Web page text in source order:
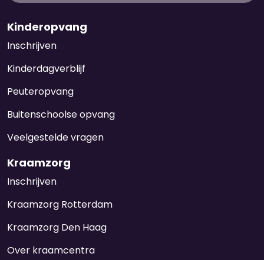
Kinderopvang
Inschrijven
Kinderdagverblijf
Peuteropvang
Buitenschoolse opvang
Veelgestelde vragen
Kraamzorg
Inschrijven
Kraamzorg Rotterdam
Kraamzorg Den Haag
Over kraamcentra